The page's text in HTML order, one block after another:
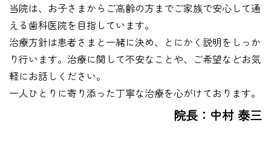
当院は、お子さまからご高齢の方までご家族で安心して通
える歯科医院を目指しています。
治療方針は患者さまと一緒に決め、とにかく説明をしっか
り行います。治療に関して不安なことや、ご希望などお気
軽にお話しください。
一人ひとりに寄り添った丁寧な治療を心がけております。
院長：中村 泰三